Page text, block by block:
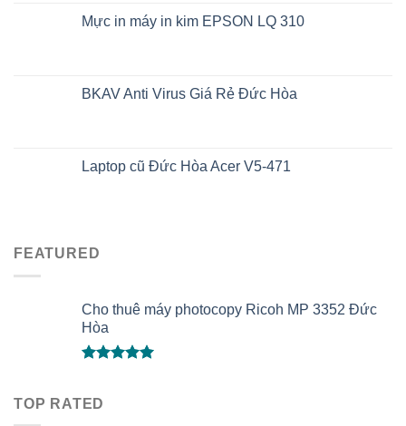
Mực in máy in kim EPSON LQ 310
BKAV Anti Virus Giá Rẻ Đức Hòa
Laptop cũ Đức Hòa Acer V5-471
FEATURED
Cho thuê máy photocopy Ricoh MP 3352 Đức
Hòa
5 sao
TOP RATED